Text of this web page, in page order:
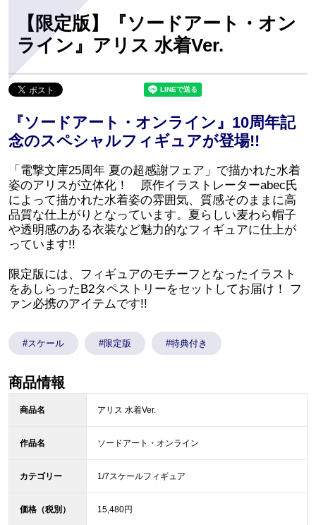
【限定版】『ソードアート・オン
ライン』アリス 水着Ver.
『ソードアート・オンライン』10周年記
念のスペシャルフィギュアが登場!!
「電撃文庫25周年 夏の超感謝フェア」で描かれた水着
姿のアリスが立体化！ 原作イラストレーターabec氏
によって描かれた水着姿の雰囲気、質感そのままに高
品質な仕上がりとなっています。夏らしい麦わら帽子
や透明感のある衣装など魅力的なフィギュアに仕上が
っています!!
限定版には、フィギュアのモチーフとなったイラスト
をあしらったB2タペストリーをセットしてお届け！ フ
ァン必携のアイテムです!!
#スケール #限定版 #特典付き
商品情報
商品名 アリス 水着Ver.
作品名 ソードアート・オンライン
カテゴリー 1/7スケールフィギュア
価格（税別） 15,480円